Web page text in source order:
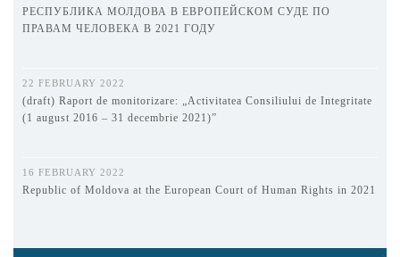
РЕСПУБЛИКА МОЛДОВА В ЕВРОПЕЙСКОМ СУДЕ ПО
ПРАВАМ ЧЕЛОВЕКА В 2021 ГОДУ
22 FEBRUARY 2022
(draft) Raport de monitorizare: „Activitatea Consiliului de Integritate
(1 august 2016 – 31 decembrie 2021)”
16 FEBRUARY 2022
Republic of Moldova at the European Court of Human Rights in 2021